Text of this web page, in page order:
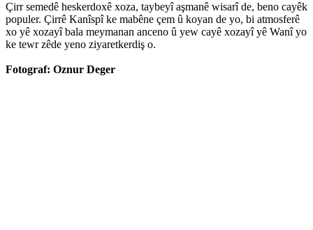
Çirr semedê heskerdoxê xoza, taybeyî aşmanê wisarî de, beno cayêk
populer. Çirrê Kanîspî ke mabêne çem û koyan de yo, bi atmosferê
xo yê xozayî bala meymanan anceno û yew cayê xozayî yê Wanî yo
ke tewr zêde yeno ziyaretkerdiş o.
Fotograf: Oznur Deger